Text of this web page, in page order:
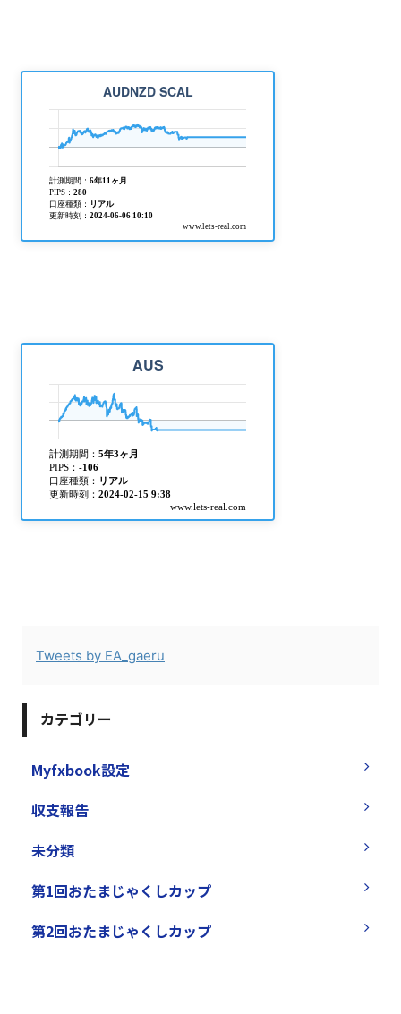
Tweets by EA_gaeru
カテゴリー
Myfxbook設定
収支報告
未分類
第1回おたまじゃくしカップ
第2回おたまじゃくしカップ